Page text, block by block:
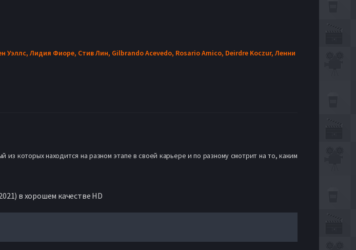
Уэллс,Лидия Фиоре, Стив Лин, Gilbrando Acevedo, Rosario Amico, Deirdre Koczur,Ленни
которых находится на разном этапе в своей карьере и по разному смотрит на то, каким
в хорошем качестве HD